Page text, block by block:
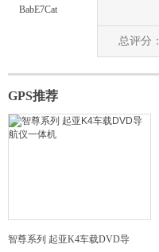
BabE7Cat
总评分：
GPS推荐
智尊系列 起亚K4车载DVD导